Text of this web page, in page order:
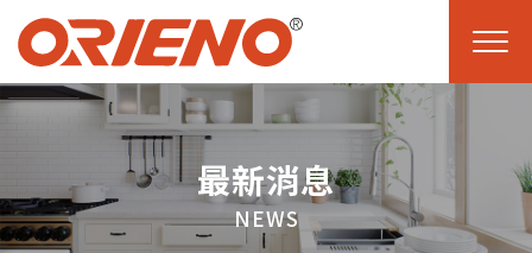
最新消息
NEWS